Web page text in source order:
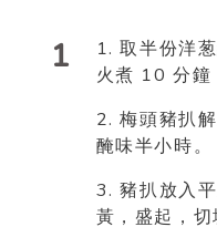
1 1.取半份洋
火煮 10分鐘
2.梅頭豬扒
醃味半小時。
3.豬扒放入
黃，盛起，切